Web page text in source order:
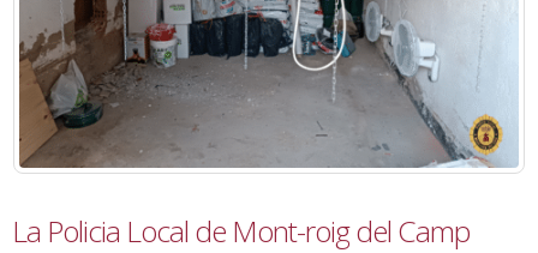
La Policia Local de Mont-roig del Camp